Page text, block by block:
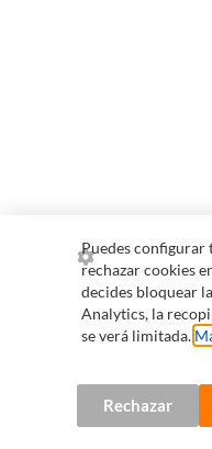
Puedes configurar
rechazar cookies
decides bloquear
Analytics, la
se verá limitada.
Rechazar